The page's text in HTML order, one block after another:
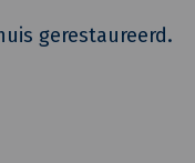
gerestaureerd.